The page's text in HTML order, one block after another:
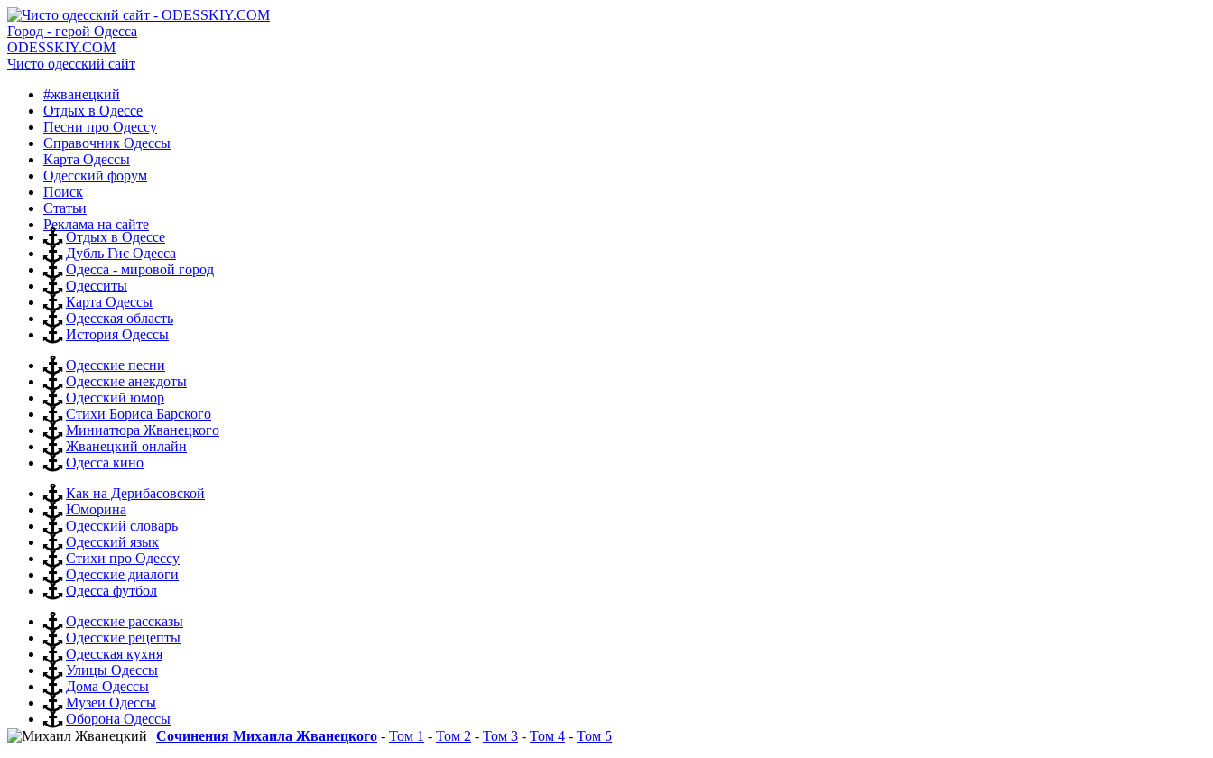
Город - герой Одесса
ODESSKIY.COM
Чисто одесский сайт
#жванецкий
Отдых в Одессе
Песни про Одессу
Справочник Одессы
Карта Одессы
Одесский форум
Поиск
Статьи
Реклама на сайте
Отдых в Одессе
Дубль Гис Одесса
Одесса - мировой город
Одесситы
Карта Одессы
Одесская область
История Одессы
Одесские песни
Одесские анекдоты
Одесский юмор
Стихи Бориса Барского
Миниатюра Жванецкого
Жванецкий онлайн
Одесса кино
Как на Дерибасовской
Юморина
Одесский словарь
Одесский язык
Стихи про Одессу
Одесские диалоги
Одесса футбол
Одесские рассказы
Одесские рецепты
Одесская кухня
Улицы Одессы
Дома Одессы
Музеи Одессы
Оборона Одессы
Сочинения Михаила Жванецкого - Том 1 - Том 2 - Том 3 - Том 4 - Том 5